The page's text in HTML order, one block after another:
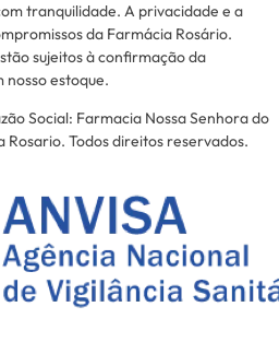
tranquilidade. A privacidade e a
da Farmácia Rosário.
sujeitos à confirmação da
estoque.
Social: Farmacia Nossa Senhora do
Rosario. Todos direitos reservados.